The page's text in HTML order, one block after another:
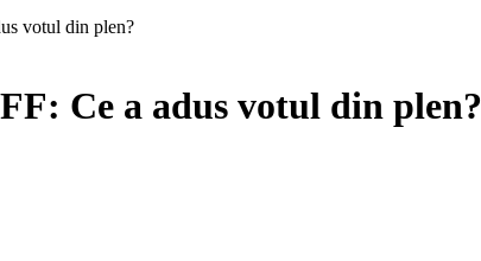
votul din plen?
Ce a adus votul din plen?